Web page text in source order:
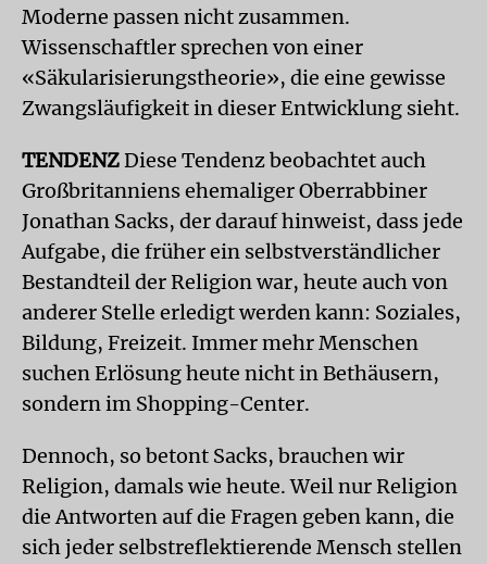
Moderne passen nicht zusammen.
Wissenschaftler sprechen von einer
«Säkularisierungstheorie», die eine gewisse
Zwangsläufigkeit in dieser Entwicklung sieht.
TENDENZDiese Tendenz beobachtet auch
Großbritanniens ehemaliger Oberrabbiner
Jonathan Sacks, der darauf hinweist, dass jede
Aufgabe, die früher ein selbstverständlicher
Bestandteil der Religion war, heute auch von
anderer Stelle erledigt werden kann: Soziales,
Bildung, Freizeit. Immer mehr Menschen
suchen Erlösung heute nicht in Bethäusern,
sondern im Shopping-Center.
Dennoch, so betont Sacks, brauchen wir
Religion, damals wie heute. Weil nur Religion
die Antworten auf die Fragen geben kann, die
sich jeder selbstreflektierende Mensch stellen